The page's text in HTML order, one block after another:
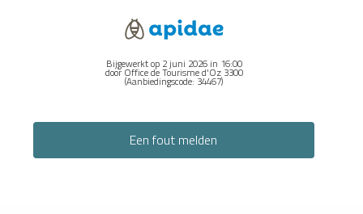
Bijgewerkt op 2 juni 2026 in 16:00
door Office de Tourisme d'Oz 3300
(Aanbiedingscode: 34467)
Een fout melden